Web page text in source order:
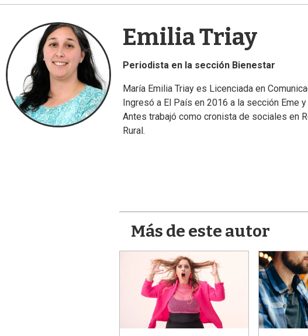
Emilia Triay
Periodista en la sección Bienestar
María Emilia Triay es Licenciada en
Ingresó a El País en 2016 a la sección Eme
Antes trabajó como cronista de sociales en
Rural.
Más de este autor